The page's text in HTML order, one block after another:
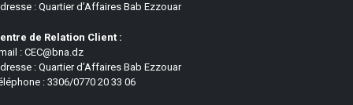
: Quartier d’Affaires Bab Ezzouar
de Relation Client :
: CEC@bna.dz
: Quartier d’Affaires Bab Ezzouar
: 3306/0770 20 33 06